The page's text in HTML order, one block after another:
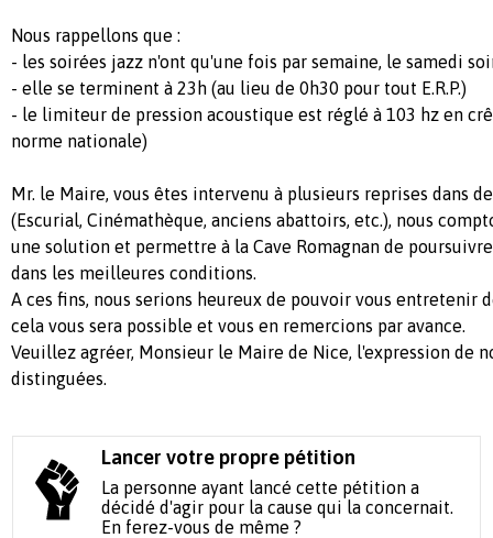
Nous rappellons que :
- les soirées jazz n'ont qu'une fois par semaine, le samedi
- elle se terminent à 23h (au lieu de 0h30 pour tout E.R.P.)
- le limiteur de pression acoustique est réglé à 103 hz en
norme nationale)
Mr. le Maire, vous êtes intervenu à plusieurs reprises dans
(Escurial, Cinémathèque, anciens abattoirs, etc.), nous
une solution et permettre à la Cave Romagnan de
dans les meilleures conditions.
A ces fins, nous serions heureux de pouvoir vous entretenir
cela vous sera possible et vous en remercions par avance.
Veuillez agréer, Monsieur le Maire de Nice, l'expression de
distinguées.
Lancer votre propre pétition
La personne ayant lancé cette pétition a
décidé d'agir pour la cause qui la concernait.
En ferez-vous de même ?